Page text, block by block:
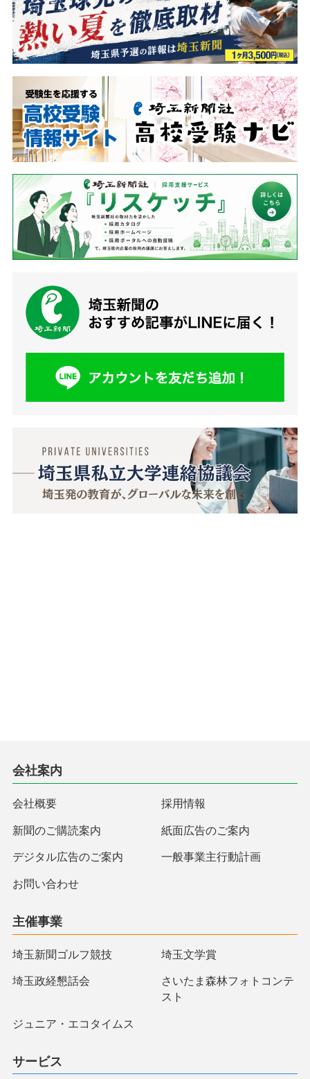
会社案内
会社概要 採用情報
新聞のご購読案内 紙面広告のご案内
デジタル広告のご案内 一般事業主行動計画
お問い合わせ
主催事業
埼玉新聞ゴルフ競技 埼玉文学賞
埼玉政経懇話会
さいたま森林フォトコンテ
スト
ジュニア・エコタイムス
サービス